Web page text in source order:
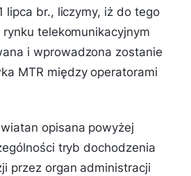
lipca br., liczymy, iż do tego
telekomunikacyjnym
i wprowadzona zostanie
MTR między operatorami
opisana powyżej
tryb dochodzenia
przez organ administracji